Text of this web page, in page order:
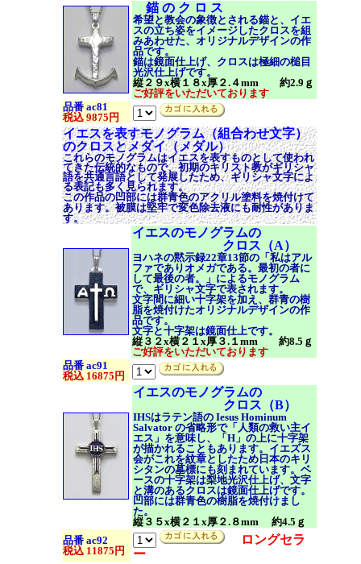
錨 の ク ロ ス
希望と教会の象徴とされる錨と、 イエ
スの立ち姿をイメージしたクロスを組
みあわせた、オリジナルデザインの作
品です。
錨は鏡面仕上げ、クロスは極細の槌目
光沢仕上げです。
縦２９x横１８x厚２.４mm 約2.9ｇ
ご好評をいただいております
品番 ac81
税込 9875円
イエスを表すモノグラム（組合わせ文字）
のクロスとメダイ（メダル）
これらのモノグラムはイエスを表すものとして使われ
てきた伝統的なもので、初期のキリスト教がギリシャ
語を共通言語として発展したため、ギリシャ文字によ
る表記も多く見られます。
この作品の凹部には群青色のアクリル塗料を焼付けて
あります。被膜は堅牢で変色除去液にも耐性がありま
す。
イエスのモノグラムの
クロス（A）
ヨハネの黙示録22章13節の「私はアル
ファでありオメガである。最初の者に
して最後の者。」によるモノグラム
で、ギリシャ文字で表されます。
文字間に細い十字架を加え、群青の樹
脂を焼付けたオリジナルデザインの作
品です。
文字と十字架は鏡面仕上です。
縦３２x横２１x厚３.１mm 約8.5ｇ
ご好評をいただいております
品番 ac91
税込 16875円
イエスのモノグラムの
クロス（B）
IHSはラテン語の Iesus Hominum
Salvator の省略形で「人類の救い主イ
エス」を意味し、「H」の上に十字架
が描かれることもあります。イエズス
会がこれを紋章としたため日本のキリ
シタンの墓標にも刻まれています。ベ
ースの十字架は梨地光沢仕上げ、文字
と溝のあるクロスは鏡面仕上げです。
凹部には群青色の樹脂を焼付けまし
た。
縦３５x横２１x厚２.８mm 約4.5ｇ
品番 ac92
税込 11875円
ロングセラ
ー